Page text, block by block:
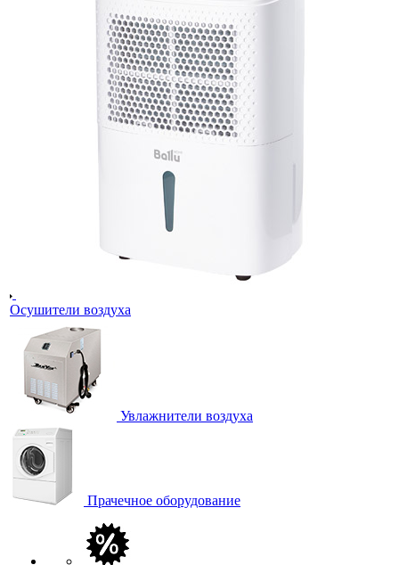
Осушители воздуха
Увлажнители воздуха
Прачечное оборудование